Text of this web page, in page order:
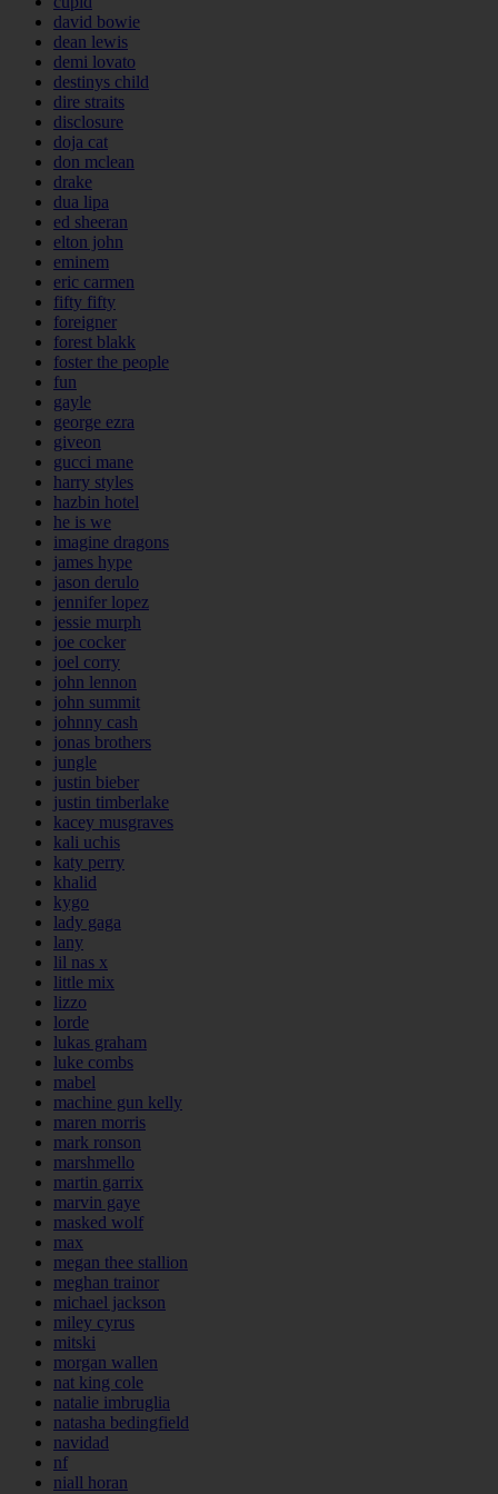
david bowie
dean lewis
demi lovato
destinys child
dire straits
disclosure
doja cat
don mclean
drake
dua lipa
ed sheeran
elton john
eminem
eric carmen
fifty fifty
foreigner
forest blakk
foster the people
fun
gayle
george ezra
giveon
gucci mane
harry styles
hazbin hotel
he is we
imagine dragons
james hype
jason derulo
jennifer lopez
jessie murph
joe cocker
joel corry
john lennon
john summit
johnny cash
jonas brothers
jungle
justin bieber
justin timberlake
kacey musgraves
kali uchis
katy perry
khalid
kygo
lady gaga
lany
lil nas x
little mix
lizzo
lorde
lukas graham
luke combs
mabel
machine gun kelly
maren morris
mark ronson
marshmello
martin garrix
marvin gaye
masked wolf
max
megan thee stallion
meghan trainor
michael jackson
miley cyrus
mitski
morgan wallen
nat king cole
natalie imbruglia
natasha bedingfield
navidad
nf
niall horan